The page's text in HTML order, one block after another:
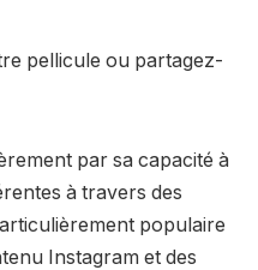
pellicule ou partagez-
par sa capacité à
à travers des
populaire
Instagram et des